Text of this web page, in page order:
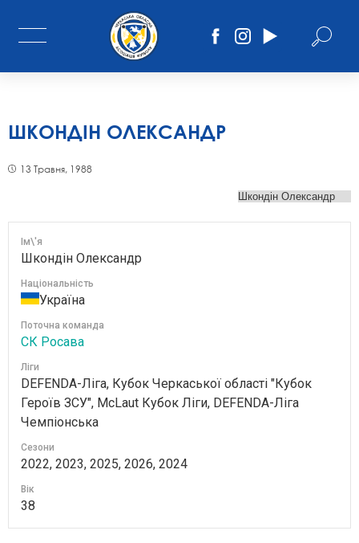
ШКОНДІН ОЛЕКСАНДР
13 Травня, 1988
Ім\'я
Шкондін Олександр
Національність
Україна
Поточна команда
СК Росава
Ліги
DEFENDA-Ліга, Кубок Черкаської області "Кубок
Героїв ЗСУ", McLaut Кубок Ліги, DEFENDA-Ліга
Чемпіонська
Сезони
2022, 2023, 2025, 2026, 2024
Вік
38